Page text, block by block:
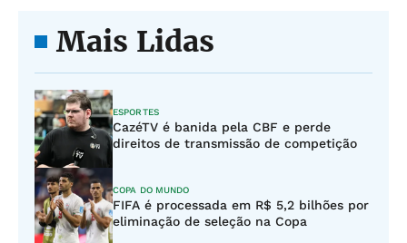
Mais Lidas
ESPORTES
CazéTV é banida pela CBF e perde
direitos de transmissão de competição
COPA DO MUNDO
FIFA é processada em R$ 5,2 bilhões por
eliminação de seleção na Copa